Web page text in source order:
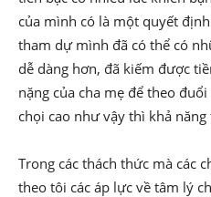
của mình có là một quyết
tham dự mình đã có thể có
dễ dàng hơn, đã kiếm được
nặng của cha mẹ để theo
chọi cao như vậy thì khả
Trong các thách thức mà các
theo tôi các áp lực về tâm lý